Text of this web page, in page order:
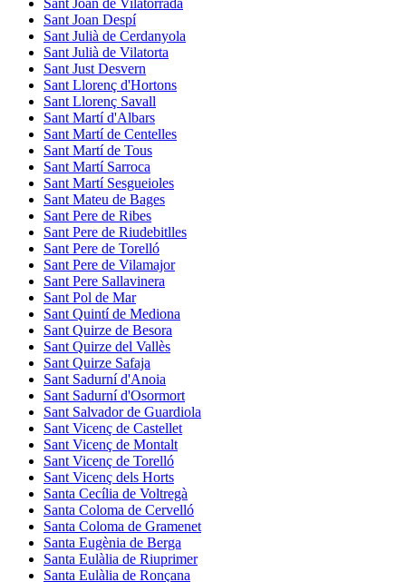
Sant Joan Despí
Sant Julià de Cerdanyola
Sant Julià de Vilatorta
Sant Just Desvern
Sant Llorenç d'Hortons
Sant Llorenç Savall
Sant Martí d'Albars
Sant Martí de Centelles
Sant Martí de Tous
Sant Martí Sarroca
Sant Martí Sesgueioles
Sant Mateu de Bages
Sant Pere de Ribes
Sant Pere de Riudebitlles
Sant Pere de Torelló
Sant Pere de Vilamajor
Sant Pere Sallavinera
Sant Pol de Mar
Sant Quintí de Mediona
Sant Quirze de Besora
Sant Quirze del Vallès
Sant Quirze Safaja
Sant Sadurní d'Anoia
Sant Sadurní d'Osormort
Sant Salvador de Guardiola
Sant Vicenç de Castellet
Sant Vicenç de Montalt
Sant Vicenç de Torelló
Sant Vicenç dels Horts
Santa Cecília de Voltregà
Santa Coloma de Cervelló
Santa Coloma de Gramenet
Santa Eugènia de Berga
Santa Eulàlia de Riuprimer
Santa Eulàlia de Ronçana